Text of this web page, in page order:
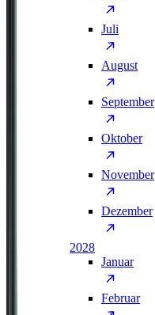
Juli
August
September
Oktober
November
Dezember
2028
Januar
Februar